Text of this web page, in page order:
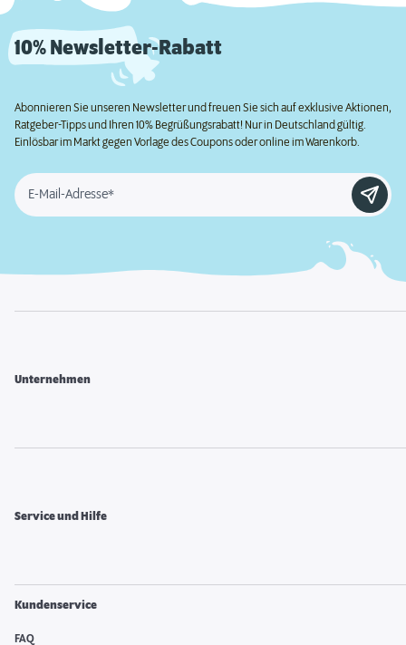
10% Newsletter-Rabatt
Abonnieren Sie unseren Newsletter und freuen Sie sich auf exklusive Aktionen,
Ratgeber-Tipps und Ihren 10% Begrüßungsrabatt! Nur in Deutschland gültig.
Einlösbar im Markt gegen Vorlage des Coupons oder online im Warenkorb.
E-Mail-Adresse*
Unternehmen
Service und Hilfe
Kundenservice
FAQ